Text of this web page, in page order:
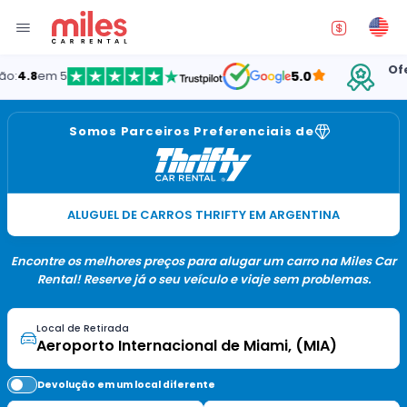
em 5 5.0
Somos Parceiros Preferenciais de
ALUGUEL DE CARROS THRIFTY EM ARGENTINA
Encontre os melhores preços para alugar um carro na Miles Car
Rental! Reserve já o seu veículo e viaje sem problemas.
Local de Retirada
Devolução em um local diferente